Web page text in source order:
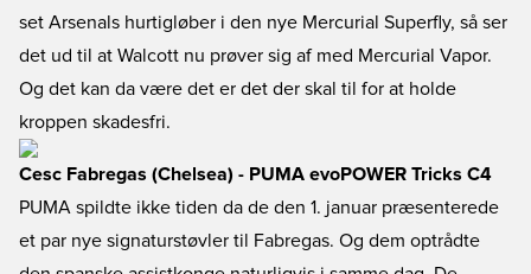
set Arsenals hurtigløber i den nye Mercurial Superfly, så ser
det ud til at Walcott nu prøver sig af med Mercurial Vapor.
Og det kan da være det er det der skal til for at holde
kroppen skadesfri.
Cesc Fabregas (Chelsea) - PUMA evoPOWER Tricks C4
PUMA spildte ikke tiden da de den 1. januar præsenterede
et par nye signaturstøvler til Fabregas. Og dem optrådte